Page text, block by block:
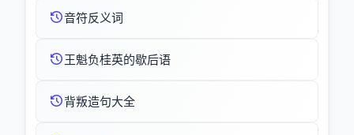
音符反义词
王魁负桂英的歇后语
背叛造句大全